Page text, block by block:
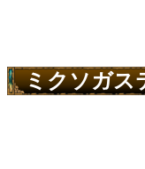
ミクソガス